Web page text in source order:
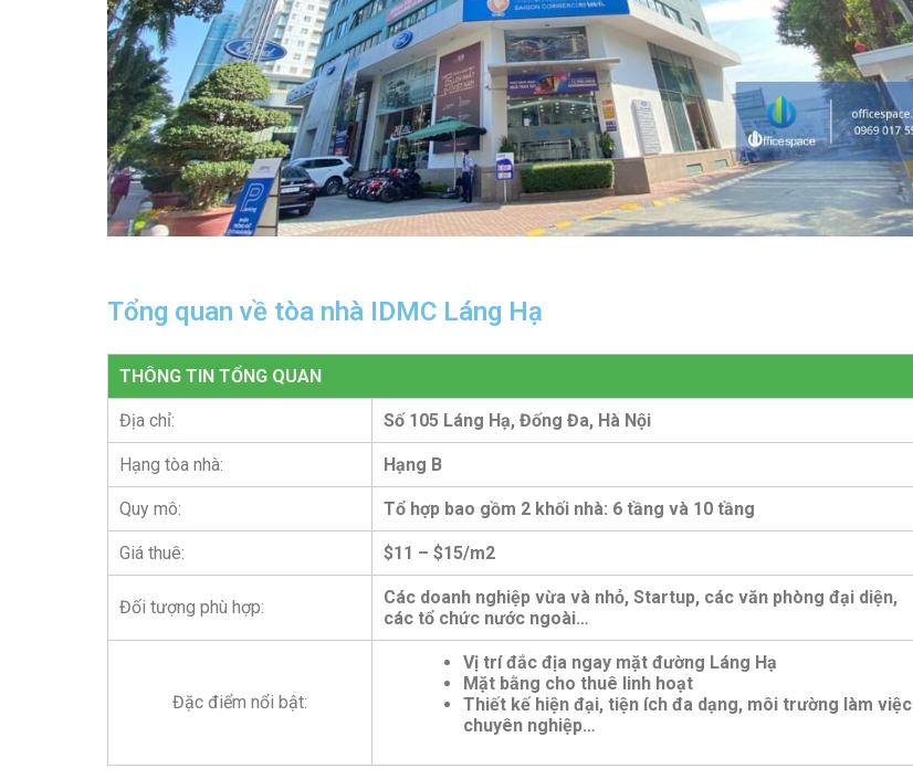
Tổng quan về tòa nhà IDMC Láng Hạ
THÔNG TIN TỔNG QUAN
Địa chỉ: Số 105 Láng Hạ, Đống Đa, Hà Nội
Hạng tòa nhà: Hạng B
Quy mô: Tổ hợp bao gồm 2 khối nhà: 6 tầng và 10 tầng
Giá thuê: $11 – $15/m2
Đối tượng phù hợp:
Các doanh nghiệp vừa và nhỏ, Startup, các văn phòng đại diện,
các tổ chức nước ngoài…
Đặc điểm nổi bật:
Vị trí đắc địa ngay mặt đường Láng Hạ
Mặt bằng cho thuê linh hoạt
Thiết kế hiện đại, tiện ích đa dạng, môi trường làm việc
chuyên nghiệp…